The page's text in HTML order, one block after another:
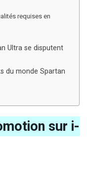
requises en
Ultra se disputent
du monde Spartan
sur i-